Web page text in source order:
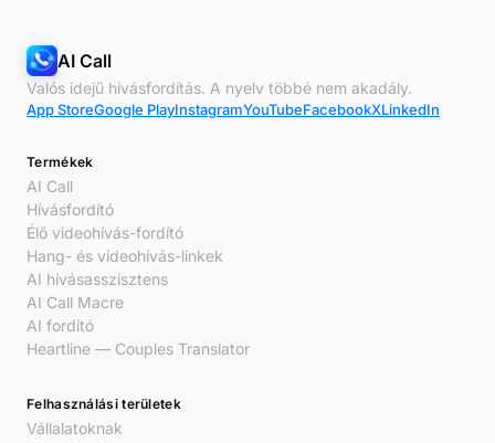
AI Call
Valós idejű hívásfordítás. A nyelv többé nem akadály.
App StoreGoogle PlayInstagramYouTubeFacebookXLinkedIn
Termékek
AI Call
Hívásfordító
Élő videohívás-fordító
Hang- és videohívás-linkek
AI hívásasszisztens
AI Call Macre
AI fordító
Heartline — Couples Translator
Felhasználási területek
Vállalatoknak